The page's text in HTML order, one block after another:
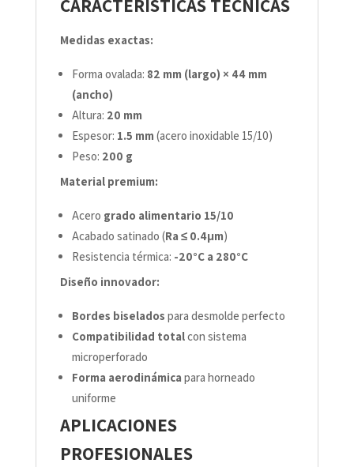
CARACTERÍSTICAS TÉCNICAS
Medidas exactas:
Forma ovalada: 82 mm (largo) × 44 mm
(ancho)
Altura: 20 mm
Espesor: 1.5 mm (acero inoxidable 15/10)
Peso: 200 g
Material premium:
Acero grado alimentario 15/10
Acabado satinado (Ra ≤ 0.4μm)
Resistencia térmica: -20°C a 280°C
Diseño innovador:
Bordes biselados para desmolde perfecto
Compatibilidad totalcon sistema
microperforado
Forma aerodinámica para horneado
uniforme
APLICACIONES
PROFESIONALES